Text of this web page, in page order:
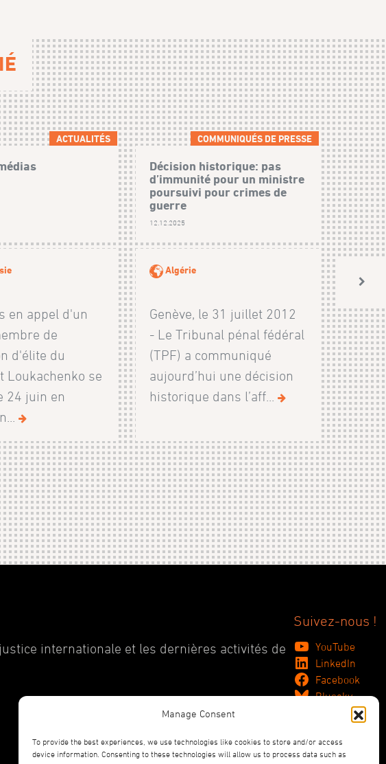
Manage Consent
To provide the best experiences, we use technologies like cookies to store and/or access
device information. Consenting to these technologies will allow us to process data such as
ACTUALITÉS
en appel d'un
de
d'élite du
Loukachenko se
24 juin en
COMMUNIQUÉS DE PRESSE
Décision historique: pas
d’immunité pour un ministre
poursuivi pour crimes de
guerre
12.12.2025
Algérie
Genève, le 31 juillet 2012
- Le Tribunal pénal fédéral
(TPF) a communiqué
aujourd’hui une décision
historique dans l’aff...
internationale et les dernières activités de
Suivez-nous !
YouTube
LinkedIn
Facebook
Bluesky